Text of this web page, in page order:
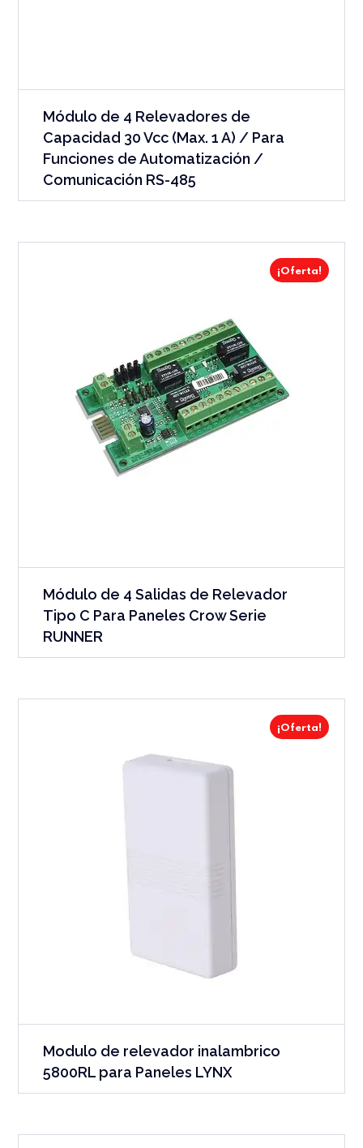
Módulo de 4 Relevadores de
Capacidad 30 Vcc (Max. 1 A) / Para
Funciones de Automatización /
Comunicación RS-485
¡Oferta!
Módulo de 4 Salidas de Relevador
Tipo C Para Paneles Crow Serie
RUNNER
¡Oferta!
Modulo de relevador inalambrico
5800RL para Paneles LYNX